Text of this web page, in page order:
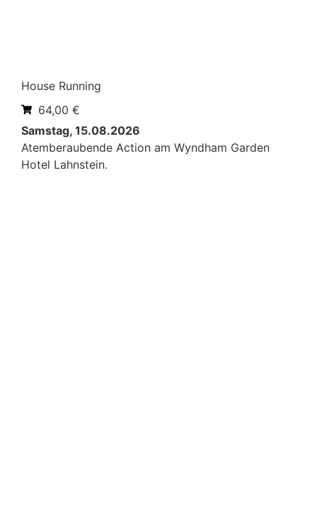
House Running
64,00 €
Samstag, 15.08.2026
Atemberaubende Action am Wyndham Garden
Hotel Lahnstein.